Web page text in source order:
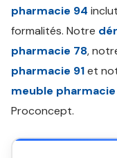
pharmacie 94
formalités. Notre
pharmacie 78,
pharmacie 91et
meuble
Proconcept.